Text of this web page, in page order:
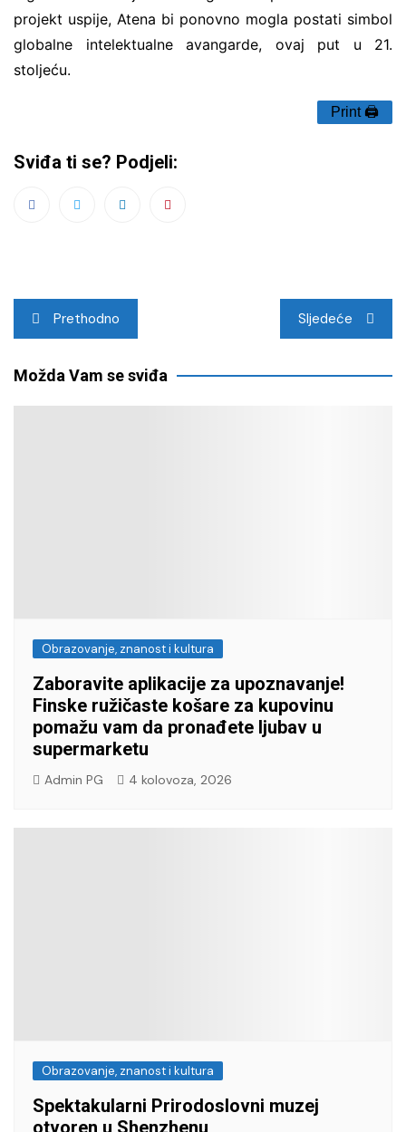
projekt uspije, Atena bi ponovno mogla postati simbol
globalne intelektualne avangarde, ovaj put u 21.
stoljeću.
Print 🖨
Sviđa ti se? Podjeli:
Navigacija
objava
Prethodno Sljedeće
Možda Vam se sviđa
Obrazovanje, znanost i kultura
Zaboravite aplikacije za upoznavanje!
Finske ružičaste košare za kupovinu
pomažu vam da pronađete ljubav u
supermarketu
Admin PG 4 kolovoza, 2026
Obrazovanje, znanost i kultura
Spektakularni Prirodoslovni muzej
otvoren u Shenzhenu